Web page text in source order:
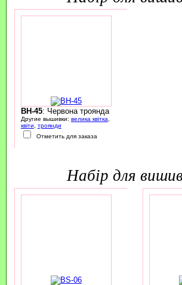
BH-45: Червона троянда
Другие вышивки: велика квітка,
квіти, троянди
Отметить для заказа
набір для